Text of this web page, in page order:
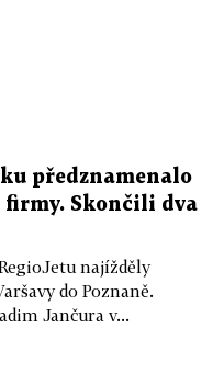
předznamenalo
Skončili dva
najížděly
do Poznaně.
Jančura v...